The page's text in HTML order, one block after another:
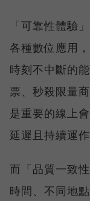
「可靠性體驗
各種數位應用
時刻不中斷的
票、秒殺限量
是重要的線上
延遲且持續運作
而「品質一致
時間、不同地